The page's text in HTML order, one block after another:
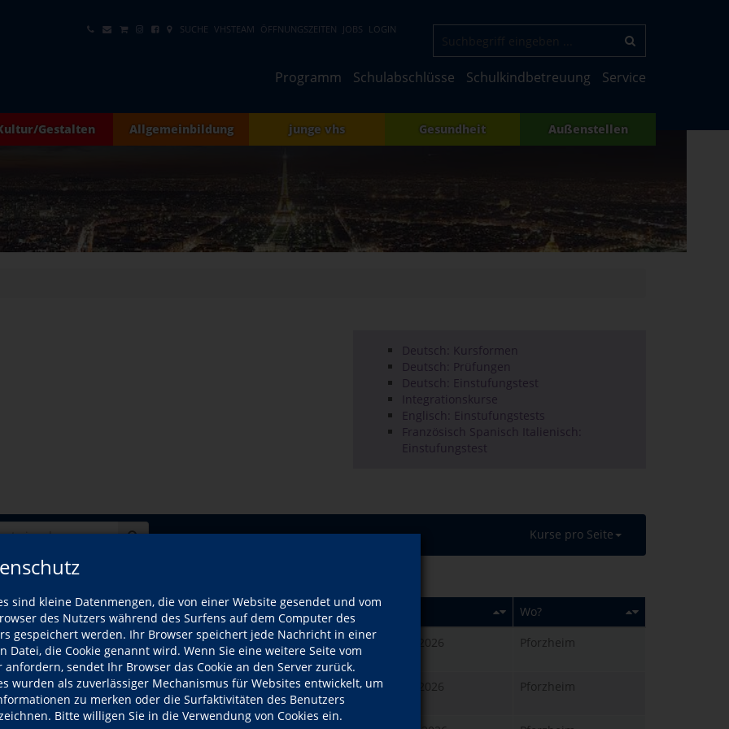
sind kleine Datenmengen, die von einer Website gesendet und vom
des Nutzers während des Surfens auf dem Computer des
gespeichert werden. Ihr Browser speichert jede Nachricht in einer
Datei, die Cookie genannt wird. Wenn Sie eine weitere Seite vom
anfordern, sendet Ihr Browser das Cookie an den Server zurück.
wurden als zuverlässiger Mechanismus für Websites entwickelt, um
zu merken oder die Surfaktivitäten des Benutzers
Bitte willigen Sie in die Verwendung von Cookies ein.
SUCHE VHSTEAM ÖFFNUNGSZEITEN JOBS LOGIN
Programm Schulabschlüsse Schulkindbetreuung Service
Gestalten Allgemeinbildung junge vhs Gesundheit Außenstellen
Deutsch: Kursformen
Deutsch: Prüfungen
Deutsch: Einstufungstest
Integrationskurse
Englisch: Einstufungstests
Französisch Spanisch Italienisch:
Einstufungstest
Kurse pro Seite
Wann?
Wo?
Anfänger (A1.1) Di., 06.10.2026 Pforzheim
A1.4
3 vhs-Semester Japanisch
Di., 06.10.2026 Pforzheim